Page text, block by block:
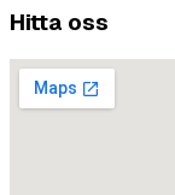
Hitta oss